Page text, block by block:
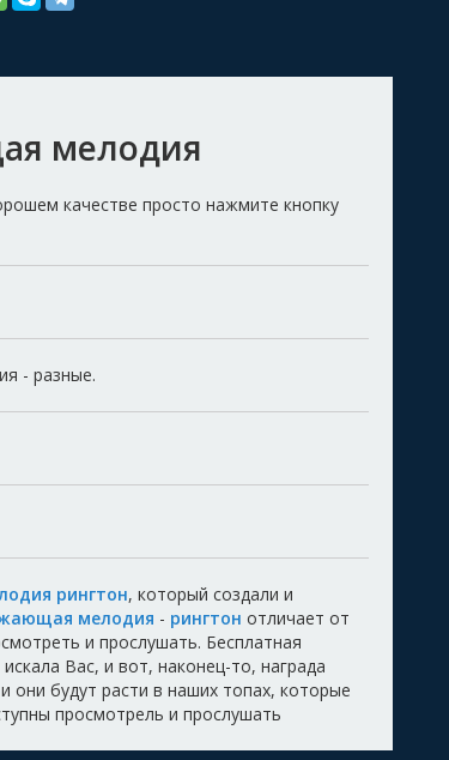
мелодия
качестве просто нажмите кнопку
- разные.
рингтон, который создали и
мелодия - рингтон отличает от
и прослушать. Бесплатная
Вас, и вот, наконец-то, награда
они будут расти в наших топах, которые
просмотрель и прослушать